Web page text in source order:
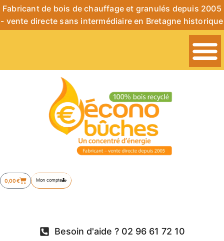
Fabricant de bois de chauffage et granulés depuis 2005
- vente directe sans intermédiaire en Bretagne historique
Besoin d'aide ? 02 96 61 72 10
0,00€ Mon compte